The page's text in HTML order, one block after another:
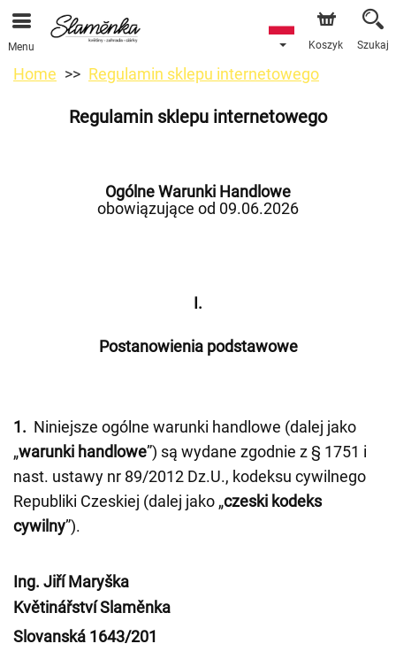
Menu Koszyk Szukaj
Home Regulamin sklepu internetowego
Regulamin sklepu internetowego
Ogólne Warunki Handlowe
obowiązujące od 09.06.2026
I.
Postanowienia podstawowe
1. Niniejsze ogólne warunki handlowe (dalej jako
„warunki handlowe”) są wydane zgodnie z § 1751 i
nast. ustawy nr 89/2012 Dz.U., kodeksu cywilnego
Republiki Czeskiej (dalej jako „czeski kodeks
cywilny”).
Ing. Jiří Maryška
Květinářství Slaměnka
Slovanská 1643/201